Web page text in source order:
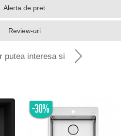
Alerta de pret
Review-uri
putea interesa si
-30%